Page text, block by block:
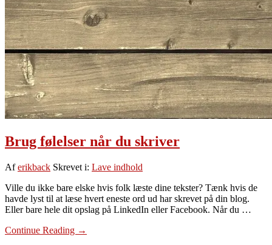
Brug følelser når du skriver
Aferikback Skrevet i: Lave indhold
Ville du ikke bare elske hvis folk læste dine tekster? Tænk hvis de
havde lyst til at læse hvert eneste ord ud har skrevet på din blog.
Eller bare hele dit opslag på LinkedIn eller Facebook. Når du …
Continue Reading om
→